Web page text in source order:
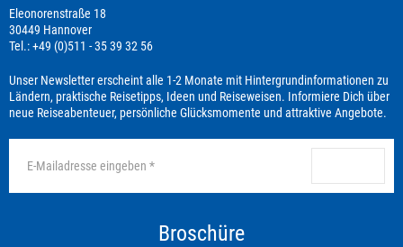
Eleonorenstraße 18
30449 Hannover
Tel.: +49 (0)511 - 35 39 32 56
Unser Newsletter erscheint alle 1-2 Monate mit Hintergrundinformationen zu
Ländern, praktische Reisetipps, Ideen und Reiseweisen. Informiere Dich über
neue Reiseabenteuer, persönliche Glücksmomente und attraktive Angebote.
Broschüre